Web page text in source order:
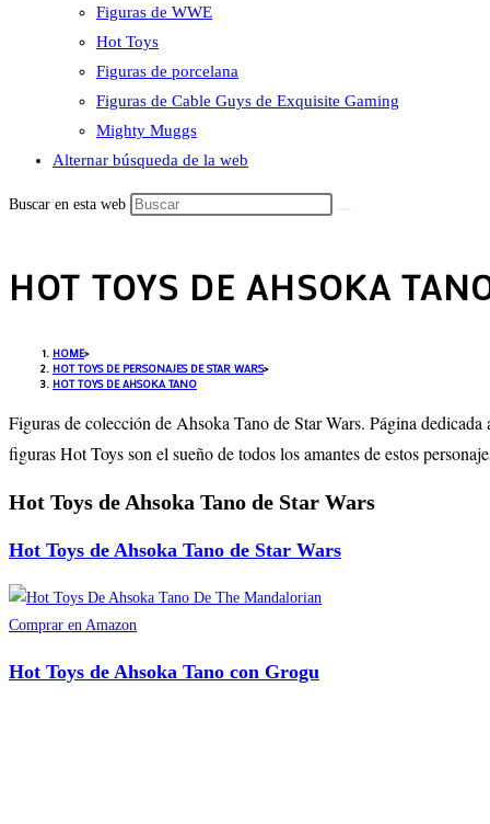
Figuras de WWE
Hot Toys
Figuras de porcelana
Figuras de Cable Guys de Exquisite Gaming
Mighty Muggs
Alternar búsqueda de la web
Buscar en esta web
HOT TOYS DE AHSOKA
HOME>
HOT TOYS DE PERSONAJES DE STAR WARS>
HOT TOYS DE AHSOKA TANO
Figuras de colección de Ahsoka Tano de Star Wars. Página
figuras Hot Toys son el sueño de todos los amantes de estos
Hot Toys de Ahsoka Tano de Star Wars
Hot Toys de Ahsoka Tano de Star Wars
Comprar en Amazon
Hot Toys de Ahsoka Tano con Grogu